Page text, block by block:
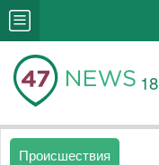
Происшествия